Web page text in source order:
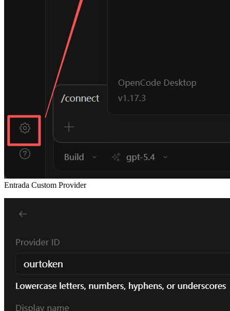
Entrada Custom Provider